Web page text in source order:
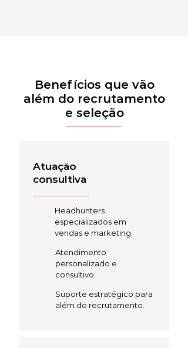
Benefícios que vão
além do recrutamento
e seleção
Atuação
consultiva
Headhunters
especializados em
vendas e marketing.
Atendimento
personalizado e
consultivo.
Suporte estratégico para
além do recrutamento.